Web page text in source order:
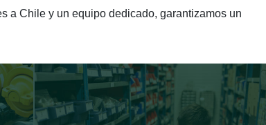
a Chile y un equipo dedicado, garantizamos un